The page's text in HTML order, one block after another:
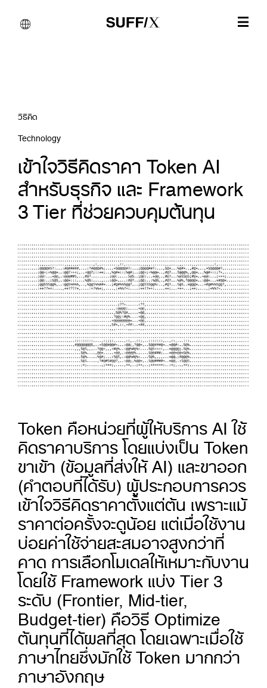
วิธีคิด
Technology
เข้าใจวิธีคิดราคา Token AI
สำหรับธุรกิจ และ Framework
3 Tier ที่ช่วยควบคุมต้นทุน
Token คือหน่วยที่ผู้ให้บริการ AI ใช้
คิดราคาบริการ โดยแบ่งเป็น Token
ขาเข้า (ข้อมูลที่ส่งให้ AI) และขาออก
(คำตอบที่ได้รับ) ผู้ประกอบการควร
เข้าใจวิธีคิดราคาตั้งแต่ต้น เพราะแม้
ราคาต่อครั้งจะดูน้อย แต่เมื่อใช้งาน
บ่อยค่าใช้จ่ายสะสมอาจสูงกว่าที่
คาด การเลือกโมเดลให้เหมาะกับงาน
โดยใช้ Framework แบ่ง Tier 3
ระดับ (Frontier, Mid-tier,
Budget-tier) คือวิธี Optimize
ต้นทุนที่ได้ผลที่สุด โดยเฉพาะเมื่อใช้
ภาษาไทยซึ่งมักใช้ Token มากกว่า
ภาษาอังกฤษ